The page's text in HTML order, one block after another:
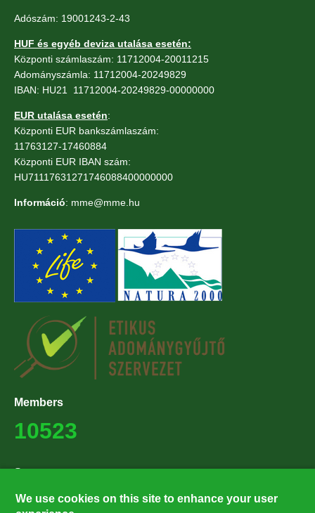
Adószám: 19001243-2-43
HUF és egyéb deviza utalása esetén:
Központi számlaszám: 11712004-20011215
Adományszámla: 11712004-20249829
IBAN: HU21 11712004-20249829-00000000
EUR utalása esetén:
Központi EUR bankszámlaszám:
11763127-17460884
Központi EUR IBAN szám:
HU71117631271746088400000000
Információ: mme@mme.hu
Members
10523
Supporters
27224
We use cookies on this site to enhance your user